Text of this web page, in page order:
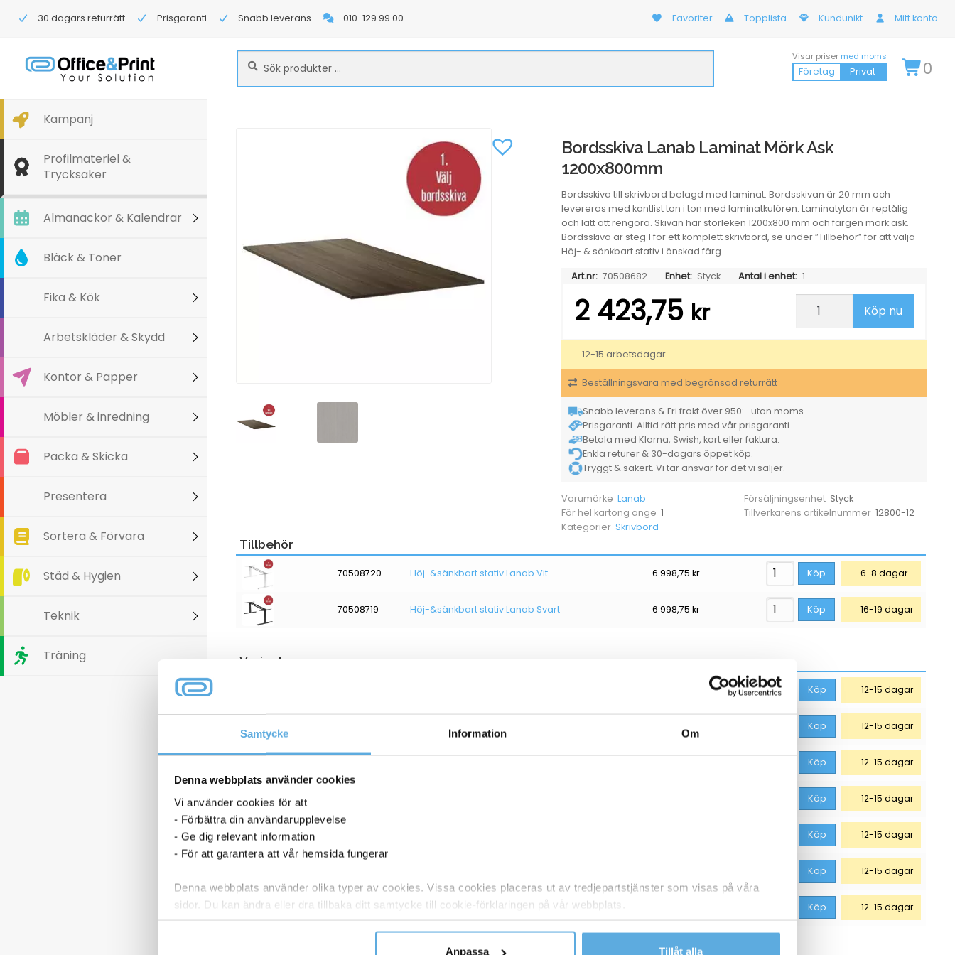
Samtycke Information Om
Denna webbplats använder cookies
Vi använder cookies för att
- Förbättra din användarupplevelse
- Ge dig relevant information
- För att garantera att vår hemsida fungerar
Denna webbplats använder olika typer av cookies. Vissa cookies placeras ut av tredjepartstjänster som visas på våra
sidor. Du kan ändra eller dra tillbaka ditt samtycke till cookie-förklaringen på vår webbplats.
Anpassa
Tillåt alla
30 dagars returrätt Prisgaranti Snabb leverans 010-129 99 00 Favoriter Topplista Kundunikt Mitt konto
Sök
efter:
Sök Visar priser med moms
Företag Privat 0
Kampanj
Profilmateriel &
Trycksaker
Almanackor & Kalendrar
Bläck & Toner
Fika & Kök
Arbetskläder & Skydd
Kontor & Papper
Möbler & inredning
Packa & Skicka
Presentera
Sortera & Förvara
Städ & Hygien
Teknik
Träning
Bordsskiva Lanab Laminat Mörk Ask
1200x800mm
Bordsskiva till skrivbord belagd med laminat. Bordsskivan är 20 mm och
levereras med kantlist ton i ton med laminatkulören. Laminatytan är reptålig
och lätt att rengöra. Skivan har storleken 1200x800 mm och färgen mörk ask.
Bordsskiva är steg 1 för ett komplett skrivbord, se under ”Tillbehör” för att välja
Höj- & sänkbart stativ i önskad färg.
Art.nr: 70508682 Enhet: Styck Antal i enhet: 1
2 423,75 kr
Bordsskiva
Lanab
Mörk
1200x800mm
Köp nu
12-15 arbetsdagar
Beställningsvara med begränsad returrätt
Snabb leverans & Fri frakt över 950:- utan moms.
Prisgaranti. Alltid rätt pris med vår prisgaranti.
Betala med Klarna, Swish, kort eller faktura.
Enkla returer & 30-dagars öppet köp.
Tryggt & säkert. Vi tar ansvar för det vi säljer.
Varumärke Lanab Försäljningsenhet Styck
För hel kartong ange 1 Tillverkarens artikelnummer 12800-12
Kategorier Skrivbord
Tillbehör
70508720 Höj-&sänkbart stativ Lanab Vit 6 998,75 kr Köp 6-8 dagar
70508719 Höj-&sänkbart stativ Lanab Svart 6 998,75 kr Köp 16-19 dagar
Varianter
1 748,75kr Köp 12-15 dagar
Köp 12-15 dagar
Köp 12-15 dagar
Köp 12-15 dagar
Köp 12-15 dagar
Köp 12-15 dagar
70508681 Bordsskiva Lanab Laminat Ljus Ask 1200x800mm Köp 12-15 dagar